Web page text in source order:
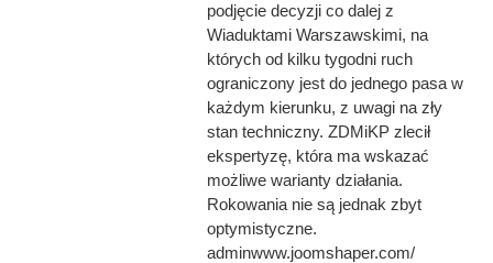
podjęcie decyzji co dalej z
Wiaduktami Warszawskimi, na
których od kilku tygodni ruch
ograniczony jest do jednego pasa w
każdym kierunku, z uwagi na zły
stan techniczny. ZDMiKP zlecił
ekspertyzę, która ma wskazać
możliwe warianty działania.
Rokowania nie są jednak zbyt
optymistyczne.
adminwww.joomshaper.com/